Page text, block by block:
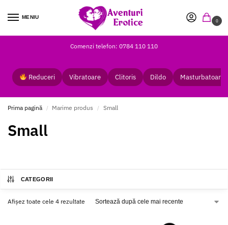
MENIU
0
Comenzi telefon: 0784 110 110
Reduceri Vibratoare Clitoris Dildo Masturbatoare
Prima pagină / Marime produs / Small
Small
CATEGORII
Afișez toate cele 4 rezultate